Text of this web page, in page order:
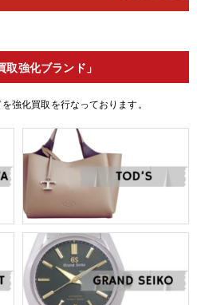
取強化ブランド」
強化買取を行なっております。